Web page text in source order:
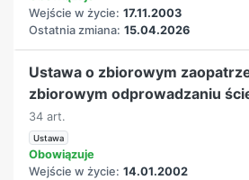
Wejście w życie: 17.11.2003
Ostatnia zmiana: 15.04.2026
Ustawa o zbiorowym
zbiorowym odprowadzaniu
34 art.
Ustawa
Obowiązuje
Wejście w życie: 14.01.2002